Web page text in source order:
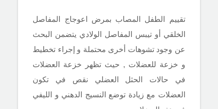
تقييم الطفل المصاب بمرض اعوجاج المفاصل
الخلقي أو تيبس المفاصل الولادي يتضمن البحث
عن وجود تشوهات أخرى محتملة و إجراء تخطيط
و خزعة للعضلات , حيث تظهر خزعة العضلات
في حالات الحثل العضلي نقص في تكون
العضلات مع زيادة توضع النسيج الدهني و الليفي